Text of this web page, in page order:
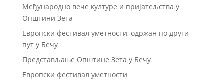
Међународно вече културе и пријатељства у
Општини Зета
Европски фестивал уметности, одржан по други
пут у Бечу
Представљање Општине Зета у Бечу
Европски фестивал уметности